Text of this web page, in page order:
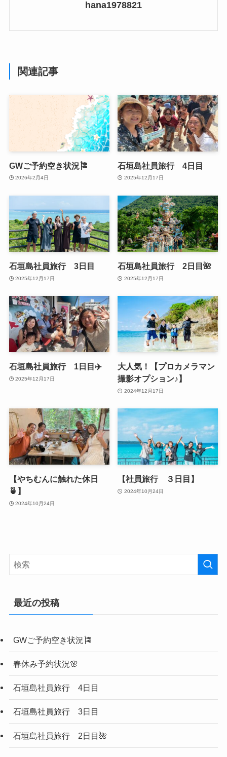
hana1978821
関連記事
GWご予約空き状況🎏
2026年2月4日
石垣島社員旅行 4日目
2025年12月17日
石垣島社員旅行 3日目
2025年12月17日
石垣島社員旅行 2日目🌺
2025年12月17日
石垣島社員旅行 1日目✈️
2025年12月17日
大人気！【プロカメラマン
撮影オプション♪】
2024年12月17日
【やちむんに触れた休日
🍵】
2024年10月24日
【社員旅行 ３日目】
2024年10月24日
最近の投稿
GWご予約空き状況🎏
春休み予約状況🌸
石垣島社員旅行 4日目
石垣島社員旅行 3日目
石垣島社員旅行 2日目🌺